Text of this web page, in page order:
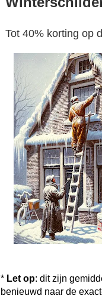
Tot 40% korting op
* Let op: dit zijn
benieuwd naar de